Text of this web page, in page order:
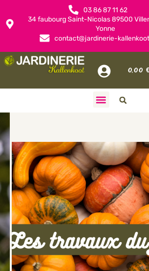
03 86 87 11 62
34 faubourg Saint-Nicolas 89500
Yonne
contact@jardinerie-
0,00